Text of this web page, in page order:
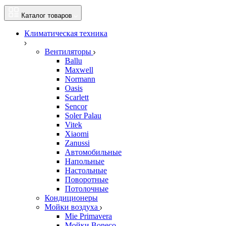
Каталог товаров
Климатическая техника
Вентиляторы
Ballu
Maxwell
Normann
Oasis
Scarlett
Sencor
Soler Palau
Vitek
Xiaomi
Zanussi
Автомобильные
Напольные
Настольные
Поворотные
Потолочные
Кондиционеры
Мойки воздуха
Mie Primavera